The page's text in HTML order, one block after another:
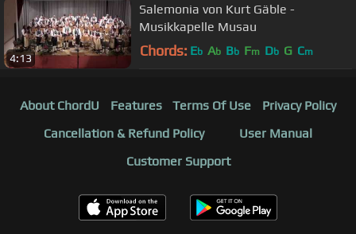
4:13
Salemonia von Kurt Gäble -
Musikkapelle Musau
Chords: Eb Ab Bb Fm Db G Cm
About ChordU Features Terms Of Use
Privacy Policy
Cancellation & Refund Policy
User Manual
Customer Support